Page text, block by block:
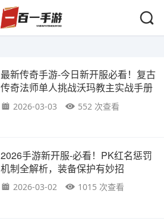
最新传奇手游-今日新开服必看！复古
传奇法师单人挑战沃玛教主实战手册
2026-03-03 552 次查看
2026手游新开服-必看！PK红名惩罚
机制全解析，装备保护有妙招
2026-03-02 1015 次查看